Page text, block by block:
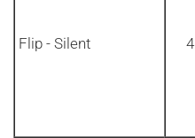
Flip - Silent 4